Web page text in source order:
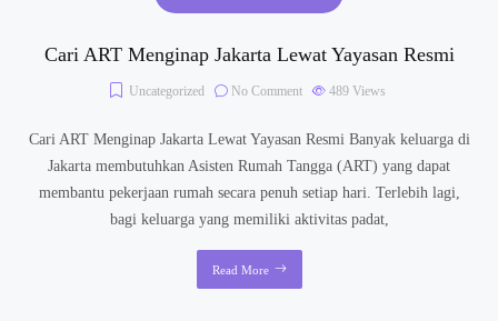
Cari ART Menginap Jakarta Lewat Yayasan Resmi
Uncategorized No Comment 489 Views
Cari ART Menginap Jakarta Lewat Yayasan Resmi Banyak keluarga di
Jakarta membutuhkan Asisten Rumah Tangga (ART) yang dapat
membantu pekerjaan rumah secara penuh setiap hari. Terlebih lagi,
bagi keluarga yang memiliki aktivitas padat,
Read More